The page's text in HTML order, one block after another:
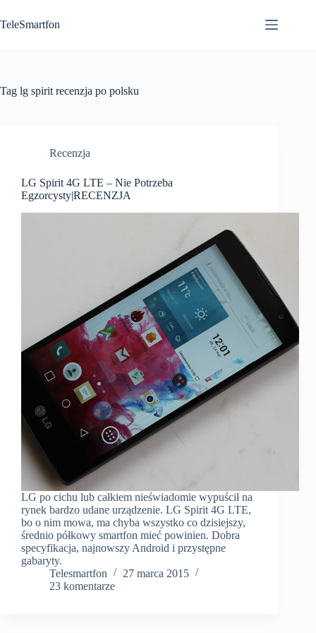
do
treści
TeleSmartfon
Tag lg spirit recenzja po polsku
Recenzja
LG Spirit 4G LTE – Nie Potrzeba
Egzorcysty|RECENZJA
LG po cichu lub całkiem nieświadomie wypuścił na
rynek bardzo udane urządzenie. LG Spirit 4G LTE,
bo o nim mowa, ma chyba wszystko co dzisiejszy,
średnio półkowy smartfon mieć powinien. Dobra
specyfikacja, najnowszy Android i przystępne
gabaryty.
Telesmartfon
27 marca 2015
23 komentarze